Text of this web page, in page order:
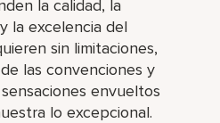
la calidad, la
la excelencia del
sin limitaciones,
las convenciones y
envueltos
lo excepcional.